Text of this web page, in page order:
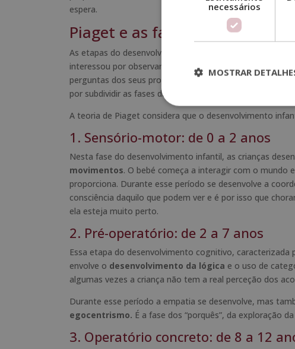
espera.
Piaget e as fases de
As etapas do desenvolvimento infantil foram o principal
interessou por observar o raciocínio utilizado pelas
perguntas dos seus professores. Posteriormente,
por subdividir as fases da infância.
A teoria de Piaget considera que o desenvolvimento
1. Sensório-motor: de 0 a 2 anos
Nesta fase do desenvolvimento infantil, as crianças
movimentos. O bebé começa a interagir com o mundo
proporciona. Durante esse período se desenvolve a
consciência daquilo que podem ver e é por isso que
ela esteja muito perto.
2. Pré-operatório: de 2 a 7 anos
Essa etapa do desenvolvimento cognitivo,
envolve o desenvolvimento da lógica e o uso de
algumas vezes a criança não tem a real perceção dos
Durante esse período a empatia se desenvolve, mas
egocentrismo. É a fase dos “porquês”, da exploração
3. Operatório concreto: de 8 a 12
necessários
MOSTRAR